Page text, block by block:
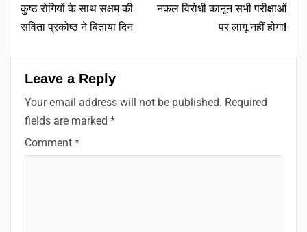
कुष्ठ रोगियों के साथ सक्षम की
सविता प्रकोष्ठ ने बिताया दिन
नकल विरोधी कानून सभी परीक्षाओं
पर लागू नहीं होगा!
Leave a Reply
Your email address will not be published. Required
fields are marked *
Comment *